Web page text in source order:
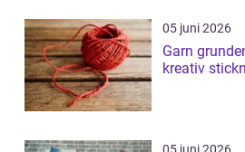
05 juni 2026
Garn grunden för hållbar och
kreativ